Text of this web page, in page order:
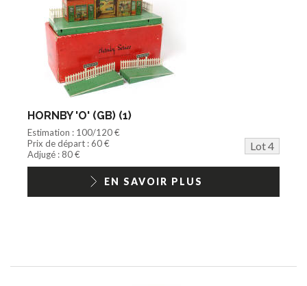
HORNBY 'O' (GB) (1)
Estimation : 100/120 €
Prix de départ : 60 €
Lot 4
Adjugé : 80 €
EN SAVOIR PLUS